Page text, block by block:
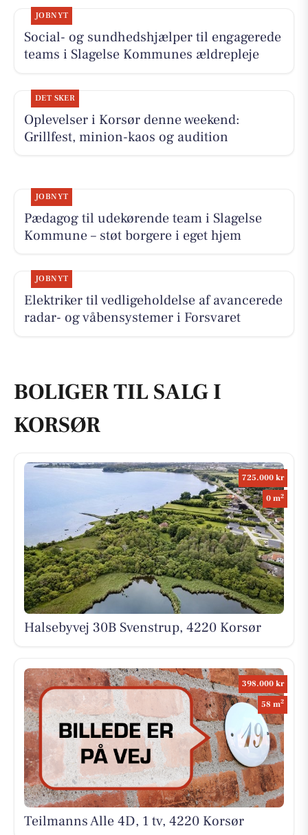
JOBNYT
Social- og sundhedshjælper til engagerede
teams i Slagelse Kommunes ældrepleje
DET SKER
Oplevelser i Korsør denne weekend:
Grillfest, minion-kaos og audition
JOBNYT
Pædagog til udekørende team i Slagelse
Kommune – støt borgere i eget hjem
JOBNYT
Elektriker til vedligeholdelse af avancerede
radar- og våbensystemer i Forsvaret
BOLIGER TIL SALG I
KORSØR
725.000 kr
0 m2
Halsebyvej 30B Svenstrup, 4220 Korsør
398.000 kr
58 m2
Teilmanns Alle 4D, 1 tv, 4220 Korsør